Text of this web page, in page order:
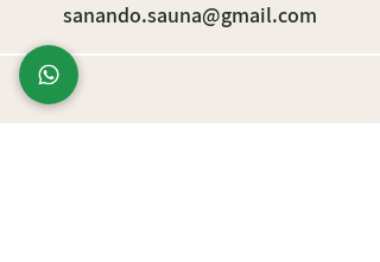
sanando.sauna@gmail.com